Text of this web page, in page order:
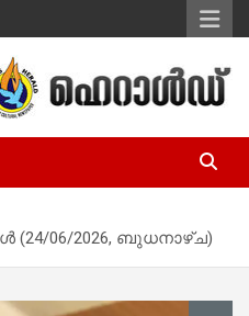
Malayalam
(24/06/2026, ബുധനാഴ്ച)